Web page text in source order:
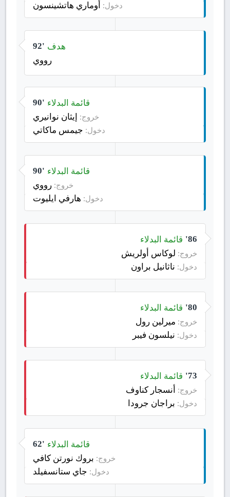
دخول: أوماري هاتشينسون
92' هدف
رووي
90' قائمة البدلاء
خروج: إيثان نوانيري
دخول: جيمس ماكاتي
90' قائمة البدلاء
خروج: رووي
دخول: هارفي ايليوت
86' قائمة البدلاء
خروج: لوكاس أولريش
دخول: ناثانيل براون
80' قائمة البدلاء
خروج: ميرلين رول
دخول: نيلسون فيبر
73' قائمة البدلاء
خروج: أنسجار كناوف
دخول: براجان جرودا
62' قائمة البدلاء
خروج: بروك نورتن كافي
دخول: جاي ستانسفيلد